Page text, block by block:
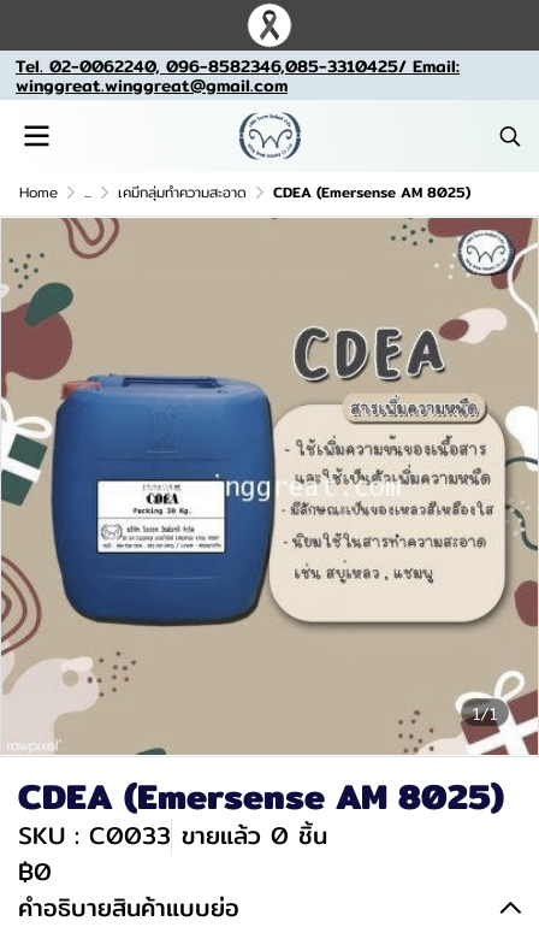
Tel. 02-0062240, 096-8582346,085-3310425/ Email:
winggreat.winggreat@gmail.com
Home ... เคมีกลุ่มทำความสะอาด CDEA (Emersense AM 8025)
1/1
CDEA (Emersense AM 8025)
SKU : C0033 ขายแล้ว 0 ชิ้น
฿0
คำอธิบายสินค้าแบบย่อ